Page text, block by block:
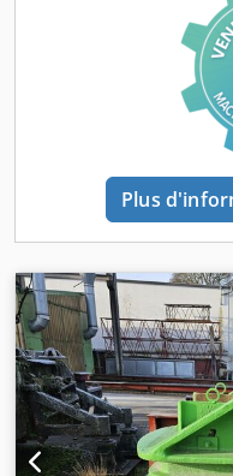
Plus